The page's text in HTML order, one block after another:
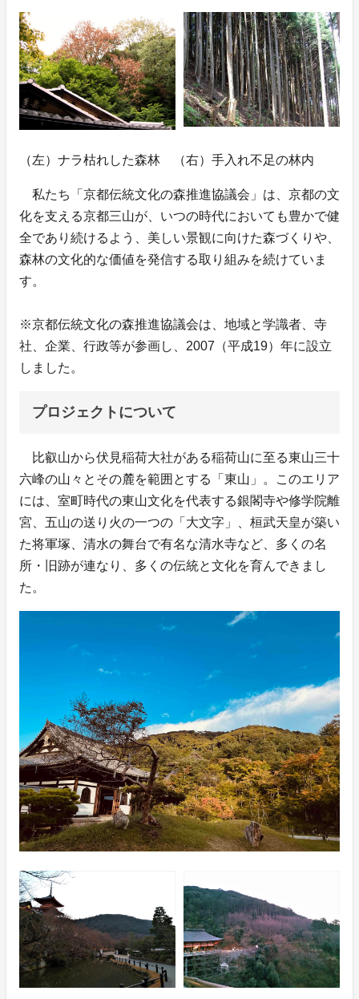
（左）ナラ枯れした森林 （右）手入れ不足の林内
私たち「京都伝統文化の森推進協議会」は、京都の文
化を支える京都三山が、いつの時代においても豊かで健
全であり続けるよう、美しい景観に向けた森づくりや、
森林の文化的な価値を発信する取り組みを続けていま
す。
※京都伝統文化の森推進協議会は、地域と学識者、寺
社、企業、行政等が参画し、2007（平成19）年に設立
しました。
プロジェクトについて
比叡山から伏見稲荷大社がある稲荷山に至る東山三十
六峰の山々とその麓を範囲とする「東山」。このエリア
には、室町時代の東山文化を代表する銀閣寺や修学院離
宮、五山の送り火の一つの「大文字」、桓武天皇が築い
た将軍塚、清水の舞台で有名な清水寺など、多くの名
所・旧跡が連なり、多くの伝統と文化を育んできまし
た。